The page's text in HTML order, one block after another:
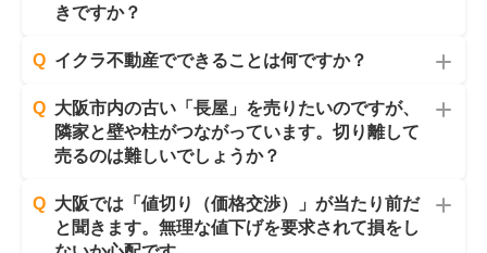
きですか？
Q イクラ不動産でできることは何ですか？
Q 大阪市内の古い「長屋」を売りたいのですが、
隣家と壁や柱がつながっています。切り離して
売るのは難しいでしょうか？
Q 大阪では「値切り（価格交渉）」が当たり前だ
と聞きます。無理な値下げを要求されて損をし